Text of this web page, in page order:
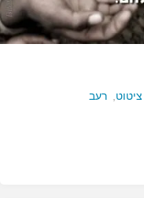
ציטוט, רעב